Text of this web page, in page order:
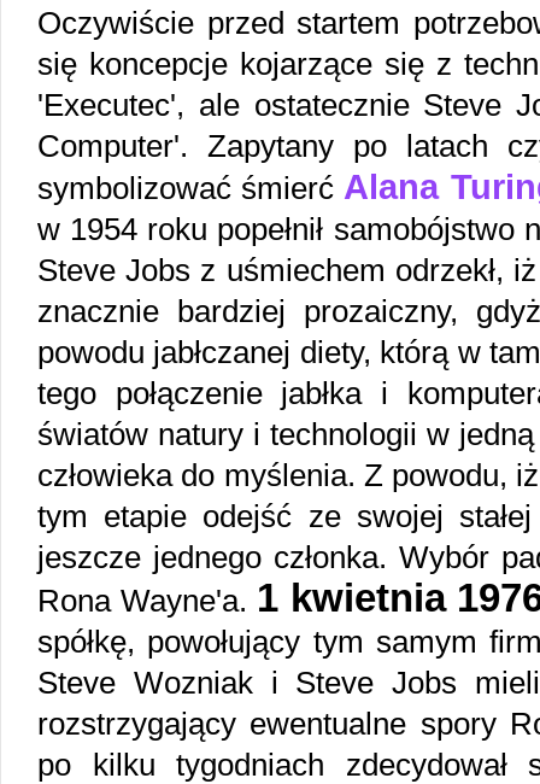
Oczywiście przed startem
się koncepcje kojarzące się z
'Executec', ale ostatecznie Steve
Computer'. Zapytany po latach
symbolizować śmierć Alana
w 1954 roku popełnił samobójstwo
Steve Jobs z uśmiechem odrzekł,
znacznie bardziej prozaiczny,
powodu jabłczanej diety, którą w
tego połączenie jabłka i
światów natury i technologii w
człowieka do myślenia. Z powodu,
tym etapie odejść ze swojej
jeszcze jednego członka. Wybór
Rona Wayne'a. 1 kwietnia
spółkę, powołujący tym samym
Steve Wozniak i Steve Jobs
rozstrzygający ewentualne spory
po kilku tygodniach zdecydował